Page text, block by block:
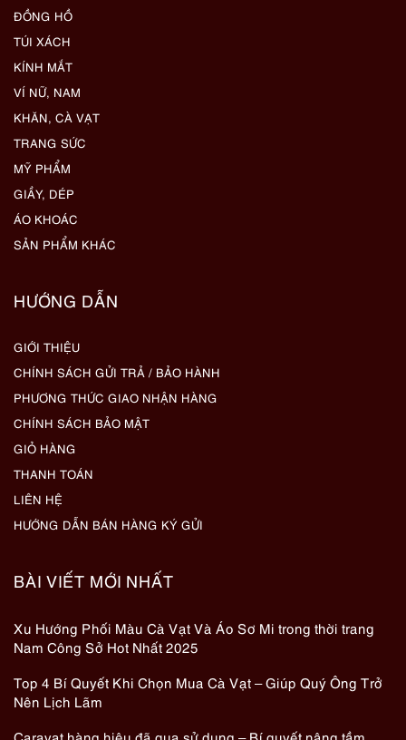
ĐỒNG HỒ
TÚI XÁCH
KÍNH MẮT
VÍ NỮ, NAM
KHĂN, CÀ VẠT
TRANG SỨC
MỸ PHẨM
GIẦY, DÉP
ÁO KHOÁC
SẢN PHẨM KHÁC
HƯỚNG DẪN
GIỚI THIỆU
CHÍNH SÁCH GỬI TRẢ / BẢO HÀNH
PHƯƠNG THỨC GIAO NHẬN HÀNG
CHÍNH SÁCH BẢO MẬT
GIỎ HÀNG
THANH TOÁN
LIÊN HỆ
HƯỚNG DẪN BÁN HÀNG KÝ GỬI
BÀI VIẾT MỚI NHẤT
Xu Hướng Phối Màu Cà Vạt Và Áo Sơ Mi trong thời trang
Nam Công Sở Hot Nhất 2025
Top 4 Bí Quyết Khi Chọn Mua Cà Vạt – Giúp Quý Ông Trở
Nên Lịch Lãm